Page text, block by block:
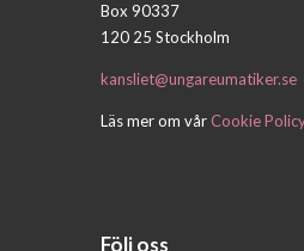
Box 90337
120 25 Stockholm
kansliet@ungareumatiker.se
Läs mer om vårCookie
Följ oss